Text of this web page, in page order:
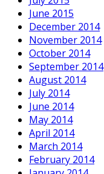
June 2015
December 2014
November 2014
October 2014
September 2014
August 2014
July 2014
June 2014
May 2014
April 2014
March 2014
February 2014